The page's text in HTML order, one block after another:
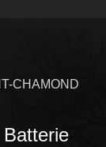
CHAMOND
Batterie